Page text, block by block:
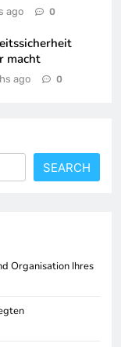
ago 0
macht
ago 0
SEARCH
Organisation Ihres